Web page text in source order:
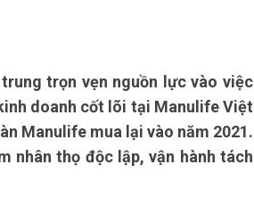
trọn vẹn nguồn lực vào việc
doanh cốt lõi tại Manulife Việt
Manulife mua lại vào năm 2021.
nhân thọ độc lập, vận hành tách